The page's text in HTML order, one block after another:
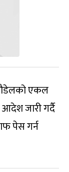
एकल
जारी गर्दै
पेस गर्न